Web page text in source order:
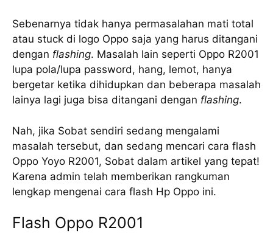
Sebenarnya tidak hanya permasalahan mati total
atau stuck di logo Oppo saja yang harus ditangani
dengan flashing. Masalah lain seperti Oppo R2001
lupa pola/lupa password, hang, lemot, hanya
bergetar ketika dihidupkan dan beberapa masalah
lainya lagi juga bisa ditangani dengan flashing.
Nah, jika Sobat sendiri sedang mengalami
masalah tersebut, dan sedang mencari cara flash
Oppo Yoyo R2001, Sobat dalam artikel yang tepat!
Karena admin telah memberikan rangkuman
lengkap mengenai cara flash Hp Oppo ini.
Flash Oppo R2001